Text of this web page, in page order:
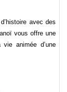
avec des
vous offre une
animée d’une